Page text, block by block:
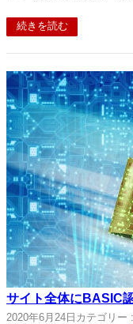
続きを読む
サイト全体にBASIC
2020年6月24日 カテゴリー :